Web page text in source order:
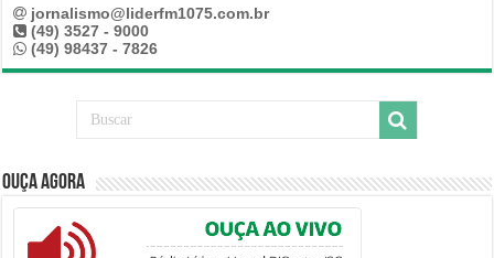
jornalismo@liderfm1075.com.br
(49) 3527 - 9000
(49) 98437 - 7826
Ouça Agora